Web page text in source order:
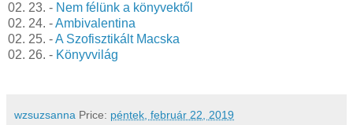
02. 23. - Nem félünk a könyvektől
02. 24. -Ambivalentina
02. 25. -A Szofisztikált Macska
02. 26. - Könyvvilág
wzsuzsanna Price: péntek, február 22, 2019